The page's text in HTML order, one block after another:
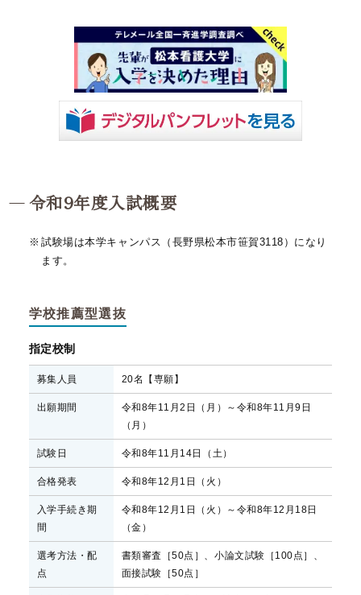
令和9年度入試概要
試験場は本学キャンパス（長野県松本市笹賀3118）になり
ます。
学校推薦型選抜
指定校制
募集人員 20名【専願】
出願期間
令和8年11月2日（月）～令和8年11月9日
（月）
試験日 令和8年11月14日（土）
合格発表 令和8年12月1日（火）
入学手続き期
間
令和8年12月1日（火）～令和8年12月18日
（金）
選考方法・配
点
書類審査［50点］、小論文試験［100点］、
面接試験［50点］